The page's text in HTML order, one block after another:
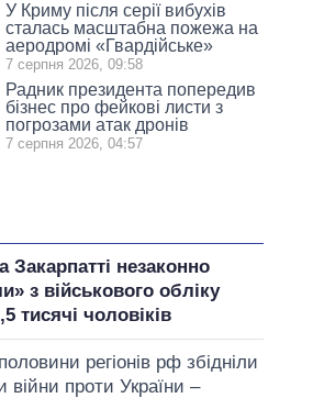
У Криму після серії вибухів
сталась масштабна пожежа на
аеродромі «Гвардійське»
7 серпня 2026, 09:58
Радник президента попередив
бізнес про фейкові листи з
погрозами атак дронів
7 серпня 2026, 04:57
Закарпатті незаконно
з військового обліку
тисячі чоловіків
регіонів рф збідніли
війни проти України –